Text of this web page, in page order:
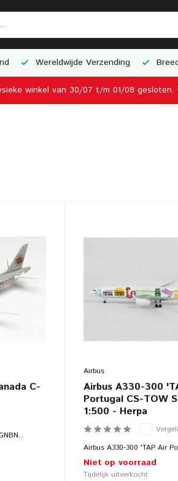
Wereldwijde Verzending
winkel van 30/07 t/m 01/08 gesloten.
C-
Airbus
Airbus A330-300
Portugal CS-TOW
1:500 - Herpa
Airbus A330-300 'TAP Air
Niet op voorraad
Tijdelijk uitverkocht